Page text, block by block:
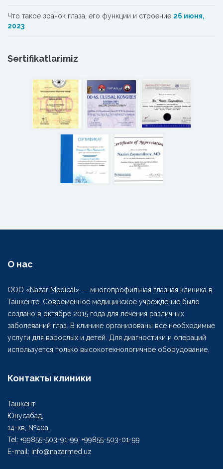
Что такое зрачок глаза, его функции и строение 26 июня,
2023
Sertifikatlarimiz
О нас
ООО «Nazar Medical» — многопрофильная глазная клиника в
Ташкенте. Современное медицинское учреждение было
создано в октябре 2015 года для лечения различных
заболеваний глаз. В клинике организованы все необходимые
услуги для взрослых и детей. Для диагностики и операций
используется только высокотехнологичное оборудование.
Контакты клиники
Ташкент
Юнусабад,
14-кв, №40а.
Tel: +99855-503-91-99, +99855-503-01-99
E-mail: info@nazarmed.uz